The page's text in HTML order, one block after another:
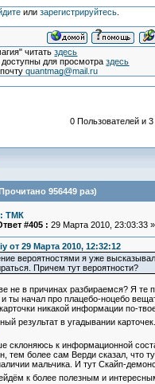
или зарегистрируйтесь.
читатьздесь
доступны для просмотраздесь
quantmag@mail.ru
0 Пользователей и
956449 раз)
ТМК
#405 : 29 Марта 2010, 23:03:33 »
от 29 Марта 2010, 12:32:12
вероятностями я уже
Причем тут вероятности?
не в причинах разбираемся? Я те
ты начал про плацебо-ноцебо
никакой информации по-
результат в угадывании
склоняюсь к информационной
тем более сам Верди сказал, что
мальчика. И тут Скайп-
к более полезным и